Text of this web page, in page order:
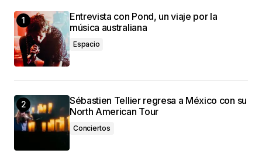
Entrevista con Pond, un viaje por la
música australiana
Espacio
Sébastien Tellier regresa a México con su
North American Tour
Conciertos